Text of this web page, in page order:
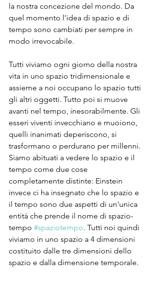
la nostra concezione del mondo. Da
quel momento l'idea di spazio e di
tempo sono cambiati per sempre in
modo irrevocabile.
Tutti viviamo ogni giorno della nostra
vita in uno spazio tridimensionale e
assieme a noi occupano lo spazio tutti
gli altri oggetti. Tutto poi si muove
avanti nel tempo, inesorabilmente. Gli
esseri viventi invecchiano e muoiono,
quelli inanimati deperiscono, si
trasformano o perdurano per millenni.
Siamo abituati a vedere lo spazio e il
tempo come due cose
completamente distinte: Einstein
invece ci ha insegnato che lo spazio e
il tempo sono due aspetti di un'unica
entità che prende il nome di spazio-
tempo #spaziotempo. Tutti noi quindi
viviamo in uno spazio a 4 dimensioni
costituito dalle tre dimensioni dello
spazio e dalla dimensione temporale.